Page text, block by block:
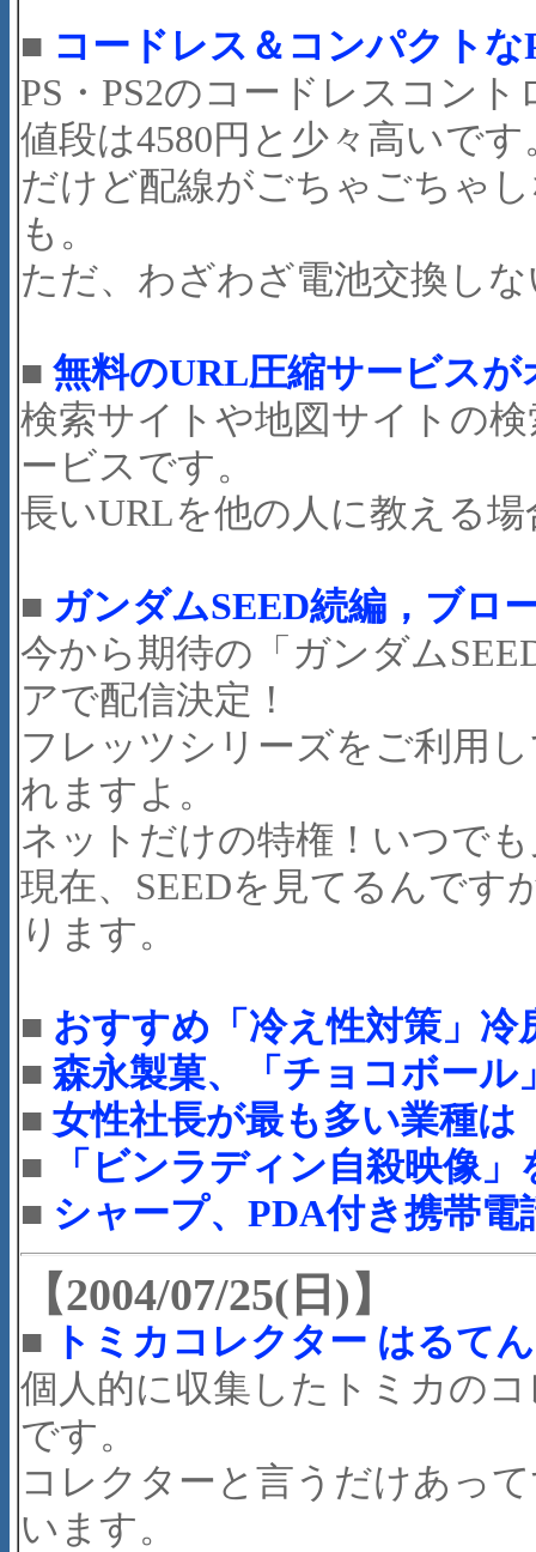
■ コードレス＆コンパクトな
PS・PS2のコードレスコン
値段は4580円と少々高いです
だけど配線がごちゃごちゃ
も。
ただ、わざわざ電池交換し
■ 無料のURL圧縮サービスが
検索サイトや地図サイトの
ービスです。
長いURLを他の人に教える
■ ガンダムSEED続編，ブロ
今から期待の「ガンダム
アで配信決定！
フレッツシリーズをご利用
れますよ。
ネットだけの特権！いつで
現在、SEEDを見てるんです
ります。
■ おすすめ「冷え性対策」冷
■ 森永製菓、「チョコボール
■ 女性社長が最も多い業種は
■
「ビンラディン自殺映像
■ シャープ、PDA付き携帯
【2004/07/25(日)】
■
トミカコレクター はるて
個人的に収集したトミカの
です。
コレクターと言うだけあっ
います。